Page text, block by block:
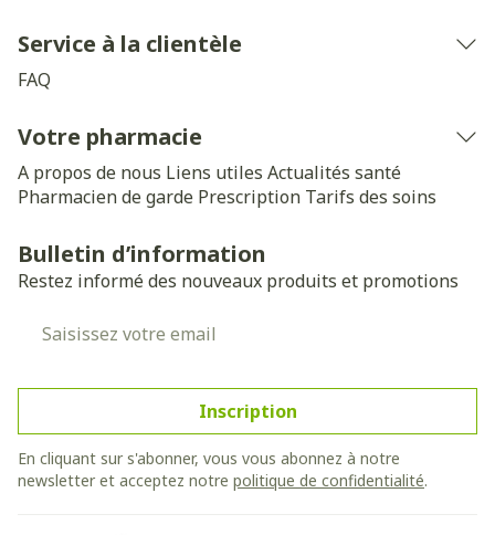
Service à la clientèle
FAQ
Votre pharmacie
A propos de nous Liens utiles Actualités santé
Pharmacien de garde Prescription Tarifs des soins
Bulletin d’information
Restez informé des nouveaux produits et promotions
Inscription
En cliquant sur s'abonner, vous vous abonnez à notre
newsletter et acceptez notre politique de confidentialité.